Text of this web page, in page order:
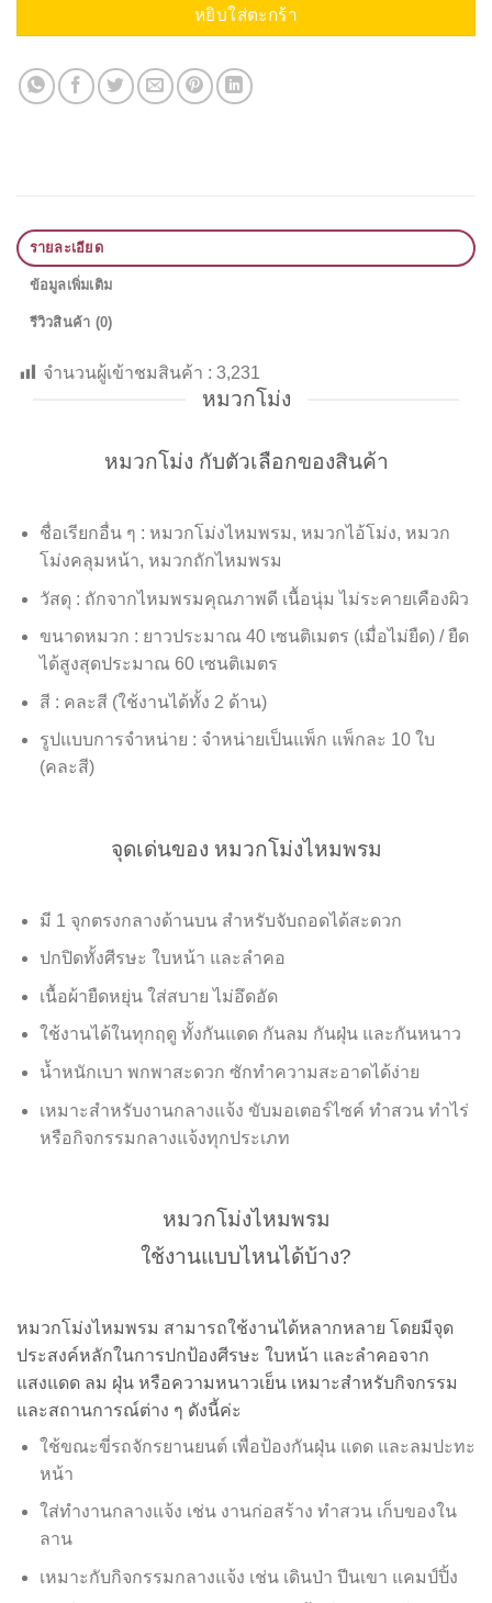
หยิบใส่ตะกร้า
รายละเอียด
ข้อมูลเพิ่มเติม
รีวิวสินค้า (0)
จำนวนผู้เข้าชมสินค้า : 3,231
หมวกโม่ง
หมวกโม่ง กับตัวเลือกของสินค้า
ชื่อเรียกอื่น ๆ : หมวกโม่งไหมพรม, หมวกไอ้โม่ง, หมวก
โม่งคลุมหน้า, หมวกถักไหมพรม
วัสดุ : ถักจากไหมพรมคุณภาพดี เนื้อนุ่ม ไม่ระคายเคืองผิว
ขนาดหมวก : ยาวประมาณ 40 เซนติเมตร (เมื่อไม่ยืด) / ยืด
ได้สูงสุดประมาณ 60 เซนติเมตร
สี : คละสี (ใช้งานได้ทั้ง 2 ด้าน)
รูปแบบการจำหน่าย : จำหน่ายเป็นแพ็ก แพ็กละ 10 ใบ
(คละสี)
จุดเด่นของ หมวกโม่งไหมพรม
มี 1 จุกตรงกลางด้านบน สำหรับจับถอดได้สะดวก
ปกปิดทั้งศีรษะ ใบหน้า และลำคอ
เนื้อผ้ายืดหยุ่น ใส่สบาย ไม่อึดอัด
ใช้งานได้ในทุกฤดู ทั้งกันแดด กันลม กันฝุ่น และกันหนาว
น้ำหนักเบา พกพาสะดวก ซักทำความสะอาดได้ง่าย
เหมาะสำหรับงานกลางแจ้ง ขับมอเตอร์ไซค์ ทำสวน ทำไร่
หรือกิจกรรมกลางแจ้งทุกประเภท
หมวกโม่งไหมพรม
ใช้งานแบบไหนได้บ้าง?
หมวกโม่งไหมพรม สามารถใช้งานได้หลากหลาย โดยมีจุด
ประสงค์หลักในการปกป้องศีรษะ ใบหน้า และลำคอจาก
แสงแดด ลม ฝุ่น หรือความหนาวเย็น เหมาะสำหรับกิจกรรม
และสถานการณ์ต่าง ๆ ดังนี้ค่ะ
ใช้ขณะขี่รถจักรยานยนต์ เพื่อป้องกันฝุ่น แดด และลมปะทะ
หน้า
ใส่ทำงานกลางแจ้ง เช่น งานก่อสร้าง ทำสวน เก็บของใน
ลาน
เหมาะกับกิจกรรมกลางแจ้ง เช่น เดินป่า ปีนเขา แคมป์ปิ้ง